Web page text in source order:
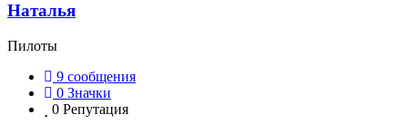
Наталья
Пилоты
9 сообщения
0 Значки
0 Репутация